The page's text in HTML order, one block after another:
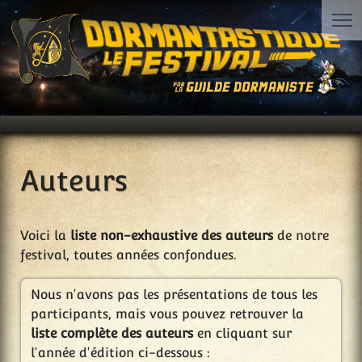
Auteurs
Voici la liste non-exhaustive des auteursde notre
festival, toutes années confondues.
Nous n'avons pas les présentations de tous les
participants, mais vous pouvez retrouver la
liste complète des auteursen cliquant sur
l'année d'édition ci-dessous :